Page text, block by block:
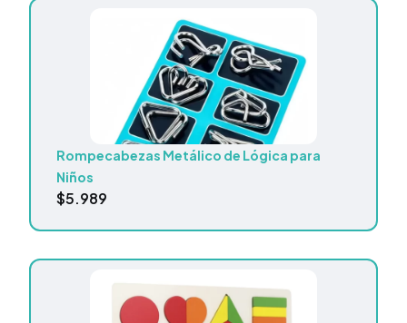
Rompecabezas Metálico de Lógica para
Niños
$5.989